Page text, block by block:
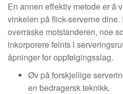
En annen effektiv metode er å
vinkelen på flick-serverne
overraske motstanderen, noe
inkorporere feints i
åpninger for oppfølgingsslag.
Øv på forskjellige
en bedragersk teknikk.